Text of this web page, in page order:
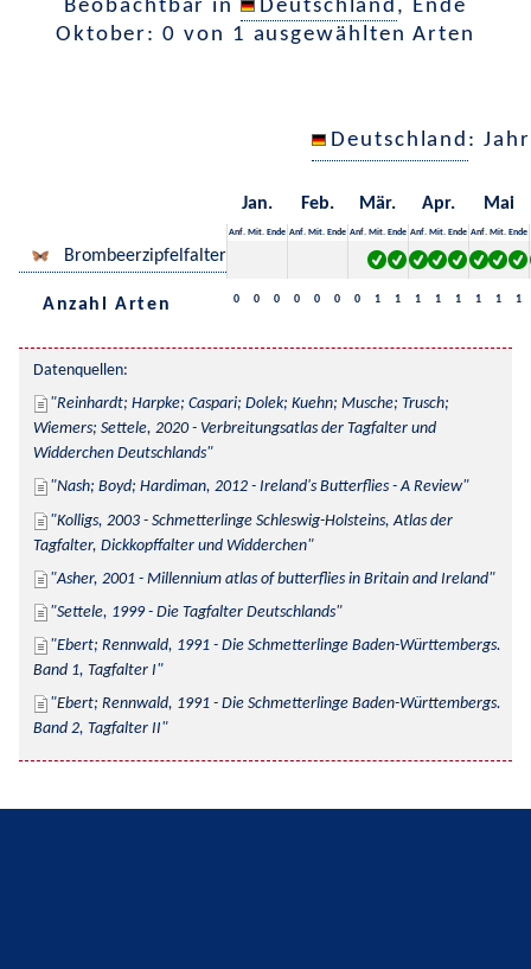
Beobachtbar in Deutschland , Ende
Oktober: 0 von 1 ausgewählten Arten
Deutschland :
Jan. Feb. Mär. Apr. Mai
Anf. Mit. Ende Anf. Mit. Ende Anf. Mit. Ende Anf. Mit. Ende Anf. Mit. Ende
Brombeerzipfelfalter
Anzahl Arten 0 0 0 0 0 0 0 1 1 1 1 1 1 1 1
Datenquellen:
Reinhardt; Harpke; Caspari; Dolek; Kuehn; Musche; Trusch;
Wiemers; Settele, 2020 - Verbreitungsatlas der Tagfalter und
Widderchen Deutschlands
Nash; Boyd; Hardiman, 2012 - Ireland's Butterflies - A Review
Kolligs, 2003 - Schmetterlinge Schleswig-Holsteins, Atlas der
Tagfalter, Dickkopffalter und Widderchen
Asher, 2001 - Millennium atlas of butterflies in Britain and Ireland
Settele, 1999 - Die Tagfalter Deutschlands
Ebert; Rennwald, 1991 - Die Schmetterlinge Baden-Württembergs.
Band 1, Tagfalter I
Ebert; Rennwald, 1991 - Die Schmetterlinge Baden-Württembergs.
Band 2, Tagfalter II